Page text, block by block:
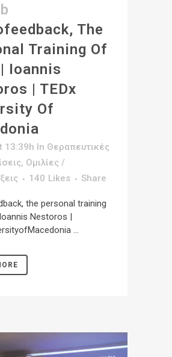
The
Training Of
Ioannis
| TEDx
Of
13:39h In Θεραπευτικές
, Ομιλίες /
140 Likes Share
the personal training
Nestoros |
...